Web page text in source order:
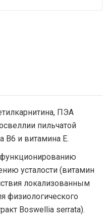
ПЭА
пильчатой
B6 и витамина Е.
усталости (витамин
локализованным
физиологического
Boswellia serrata).